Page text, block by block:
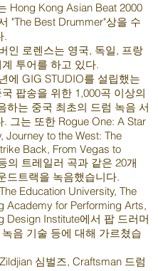
Hong Kong Asian Beat 2000
"The Best Drummer"상을 수
.
인 로렌스는 영국, 독일, 프랑
투어를 하고 있다.
에 GIG STUDIO를 설립했는
팝송을 위한 1,000곡 이상의
하는 중국 최초의 드럼 녹음 서
. 그는 또한 Rogue One: A Star
Journey to the West: The
Back, From Vegas to
의 트레일러 곡과 같은 20개
드트랙을 녹음했습니다.
Education University, The
Academy for Performing Arts,
Design Institute에서 팝 드러머
음 기술 등에 대해 가르쳤습
심벌즈, Craftsman 드럼